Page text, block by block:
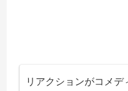
リアクションがコメデ